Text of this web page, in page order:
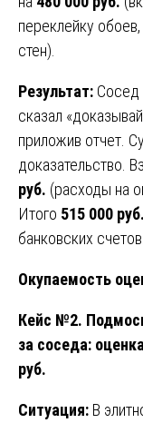
переклейку
стен).
Результат: Сосед
сказал
приложив отчет.
доказательство.
руб. (расходы на
Итого 515 000 руб.
банковских счетов.
Окупаемость
Кейс №2.
за соседа:
руб.
Ситуация: В